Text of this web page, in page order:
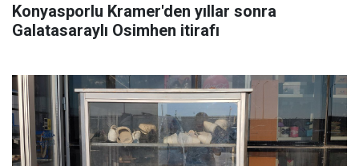
Konyasporlu Kramer'den yıllar sonra
Galatasaraylı Osimhen itirafı